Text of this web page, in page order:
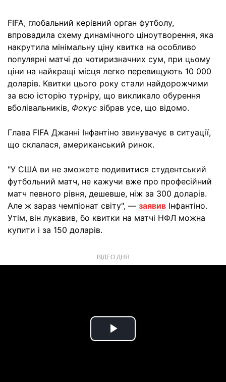
FIFA, глобальний керівний орган футболу,
впровадила схему динамічного ціноутворення, яка
накрутила мінімальну ціну квитка на особливо
популярні матчі до чотиризначних сум, при цьому
ціни на найкращі місця легко перевищують 10 000
доларів. Квитки цього року стали найдорожчими
за всю історію турніру, що викликало обурення
вболівальників, Фокус зібрав усе, що відомо.
Глава FIFA Джанні Інфантіно звинувачує в ситуації,
що склалася, американський ринок.
"У США ви не зможете подивитися студентський
футбольний матч, не кажучи вже про професійний
матч певного рівня, дешевше, ніж за 300 доларів.
Але ж зараз чемпіонат світу", — заявив Інфантіно.
Утім, він лукавив, бо квитки на матчі НФЛ можна
купити і за 150 доларів.
ВІДЕО ДНЯ
Play